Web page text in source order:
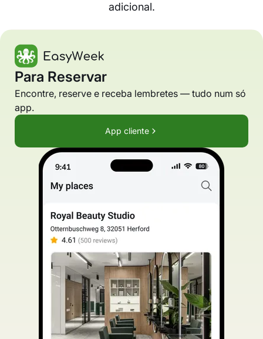
adicional.
Para Reservar
Encontre, reserve e receba lembretes — tudo num só
app.
App cliente